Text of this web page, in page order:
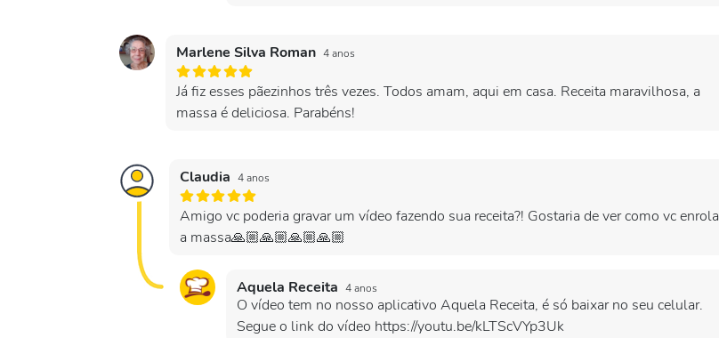
Marlene Silva Roman 4 anos
Já fiz esses pãezinhos três vezes. Todos amam, aqui em casa. Receita maravilhosa, a
massa é deliciosa. Parabéns!
Claudia 4 anos
Amigo vc poderia gravar um vídeo fazendo sua receita?! Gostaria de ver como vc enrola
a massa🙏🏼🙏🏼🙏🏼🙏🏼
Aquela Receita 4 anos
O vídeo tem no nosso aplicativo Aquela Receita, é só baixar no seu celular.
Segue o link do vídeo https://youtu.be/kLTScVYp3Uk